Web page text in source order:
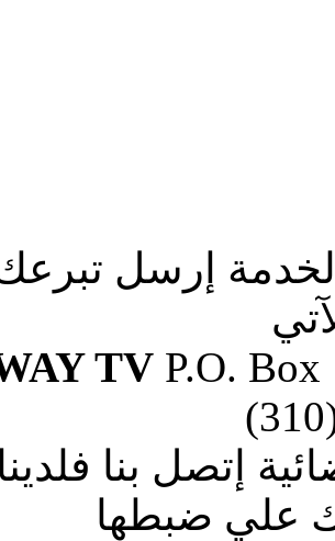
إرسل
TVP.O. Box
إتصل بنا
علي ضبطها